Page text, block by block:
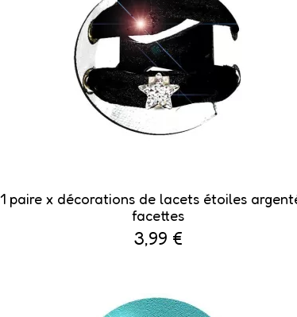
1 paire x ​décorations de lacets étoiles
facettes
3,99 €